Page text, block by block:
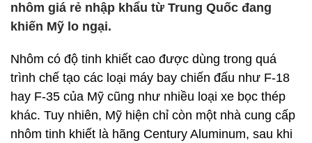
nhôm giá rẻ nhập khẩu từ Trung Quốc đang
khiến Mỹ lo ngại.
Nhôm có độ tinh khiết cao được dùng trong quá
trình chế tạo các loại máy bay chiến đấu như F-18
hay F-35 của Mỹ cũng như nhiều loại xe bọc thép
khác. Tuy nhiên, Mỹ hiện chỉ còn một nhà cung cấp
nhôm tinh khiết là hãng Century Aluminum, sau khi